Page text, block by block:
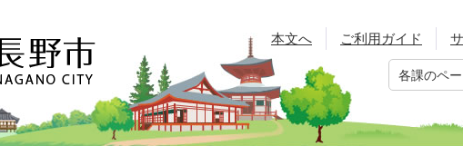
本文へ ご利用ガイド
各課のペ